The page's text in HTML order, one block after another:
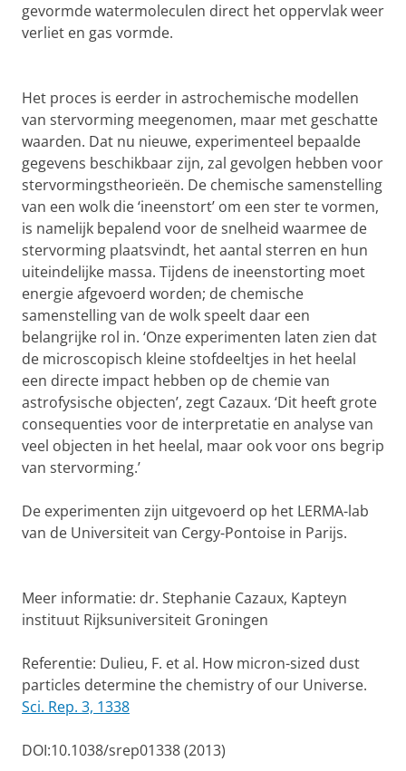
gevormde watermoleculen direct het oppervlak weer
verliet en gas vormde.
Het proces is eerder in astrochemische modellen
van stervorming meegenomen, maar met geschatte
waarden. Dat nu nieuwe, experimenteel bepaalde
gegevens beschikbaar zijn, zal gevolgen hebben voor
stervormingstheorieën. De chemische samenstelling
van een wolk die ‘ineenstort’ om een ster te vormen,
is namelijk bepalend voor de snelheid waarmee de
stervorming plaatsvindt, het aantal sterren en hun
uiteindelijke massa. Tijdens de ineenstorting moet
energie afgevoerd worden; de chemische
samenstelling van de wolk speelt daar een
belangrijke rol in. ‘Onze experimenten laten zien dat
de microscopisch kleine stofdeeltjes in het heelal
een directe impact hebben op de chemie van
astrofysische objecten’, zegt Cazaux. ‘Dit heeft grote
consequenties voor de interpretatie en analyse van
veel objecten in het heelal, maar ook voor ons begrip
van stervorming.’
De experimenten zijn uitgevoerd op het LERMA-lab
van de Universiteit van Cergy-Pontoise in Parijs.
Meer informatie: dr. Stephanie Cazaux, Kapteyn
instituut Rijksuniversiteit Groningen
Referentie: Dulieu, F. et al. How micron-sized dust
particles determine the chemistry of our Universe.
Sci. Rep. 3, 1338
DOI:10.1038/srep01338 (2013)